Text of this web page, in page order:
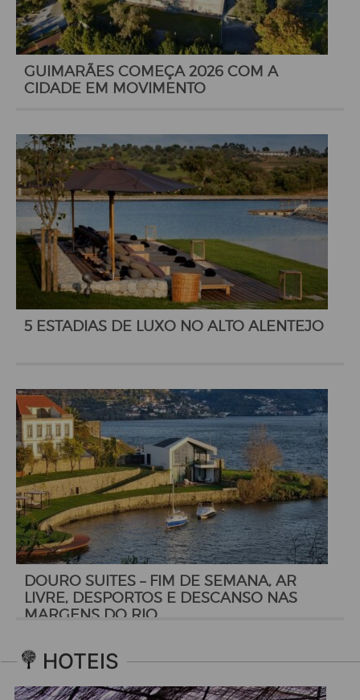
GUIMARÃES COMEÇA 2026 COM A
CIDADE EM MOVIMENTO
5 ESTADIAS DE LUXO NO ALTO ALENTEJO
DOURO SUITES – FIM DE SEMANA, AR
LIVRE, DESPORTOS E DESCANSO NAS
MARGENS DO RIO
HOTEIS